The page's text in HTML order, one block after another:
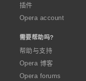
插件
Opera account
需要帮助吗?
帮助与支持
Opera 博客
Opera forums